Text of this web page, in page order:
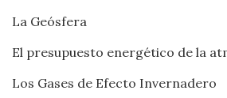
La Geósfera
El presupuesto energético de la
Los Gases de Efecto Invernadero